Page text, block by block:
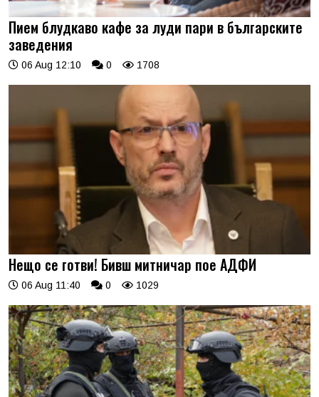
Пием блудкаво кафе за луди пари в българските
заведения
06 Aug 12:10 0 1708
Нещо се готви! Бивш митничар пое АДФИ
06 Aug 11:40 0 1029